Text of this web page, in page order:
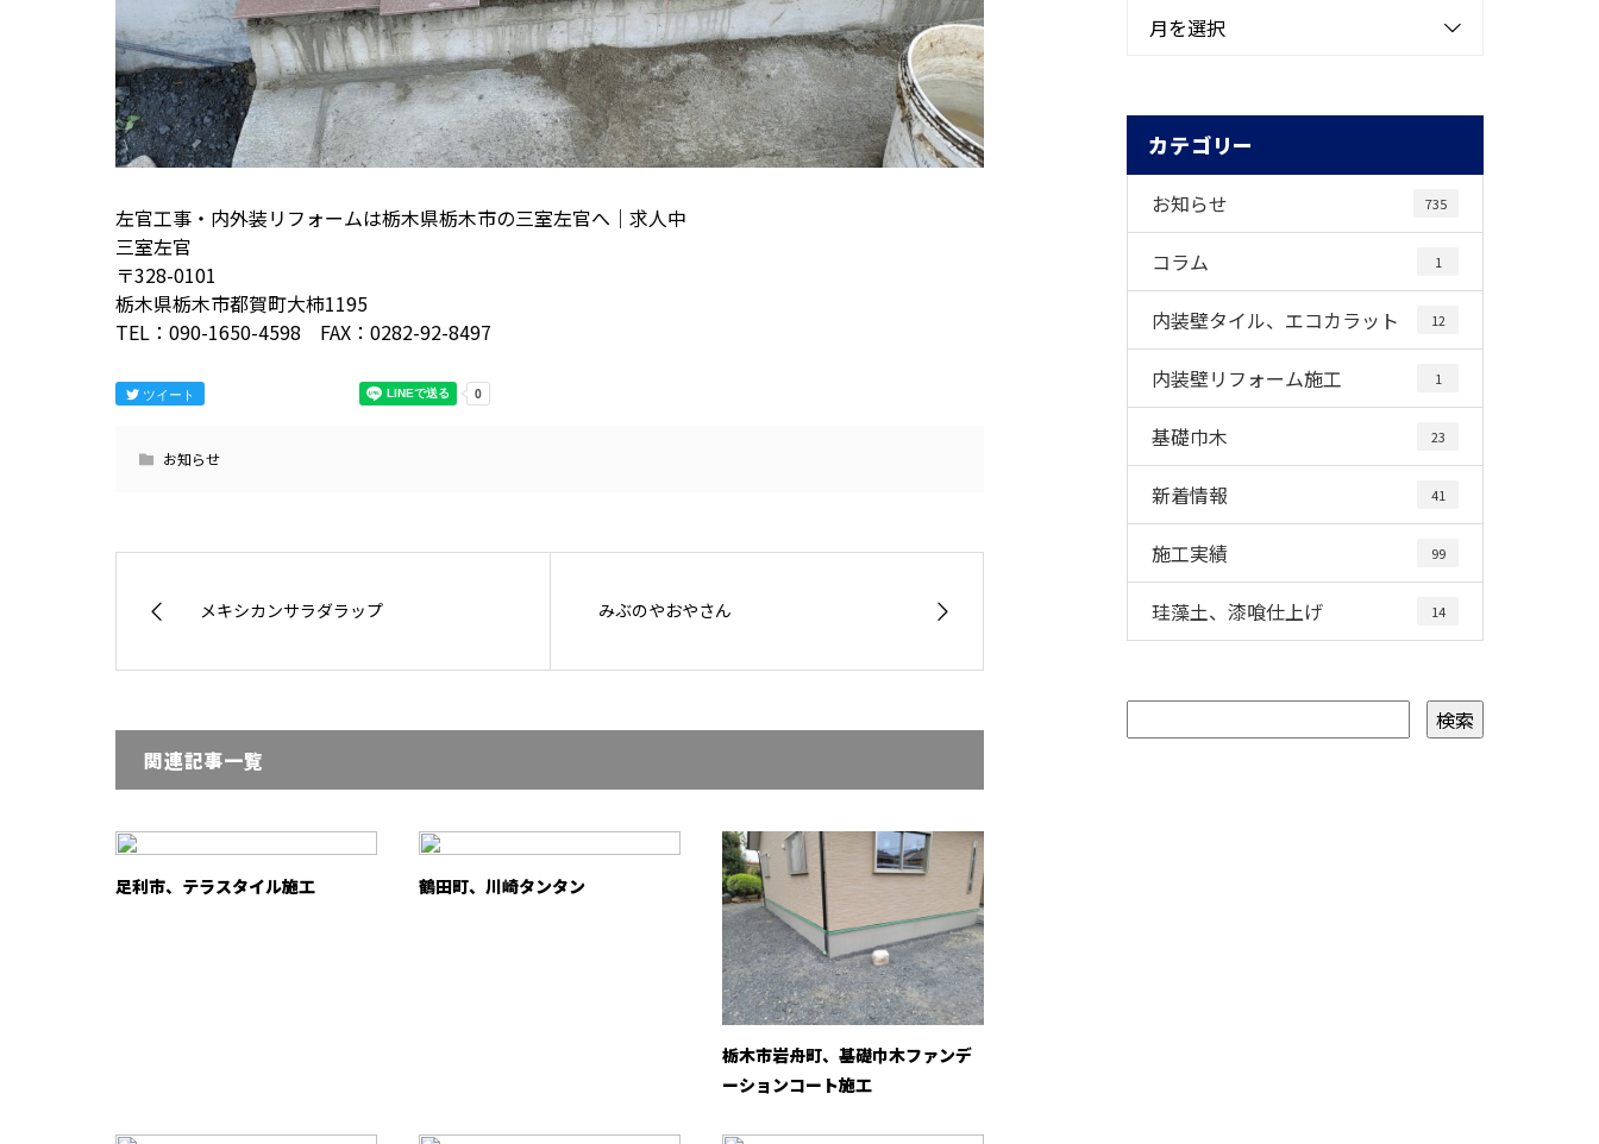
左官工事・内外装リフォームは栃木県栃木市の三室左官へ｜求人中
三室左官
〒328-0101
栃木県栃木市都賀町大柿1195
TEL：090-1650-4598 FAX：0282-92-8497
ツイート
お知らせ
メキシカンサラダラップ みぶのやおやさん
関連記事一覧
足利市、テラスタイル施工 鶴田町、川崎タンタン
栃木市岩舟町、基礎巾木ファンデ
ーションコート施工
月を選択
カテゴリー
お知らせ 735
コラム 1
内装壁タイル、エコカラット 12
内装壁リフォーム施工 1
基礎巾木 23
新着情報 41
施工実績 99
珪藻土、漆喰仕上げ 14